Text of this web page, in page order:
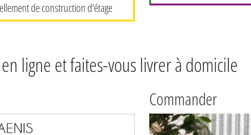
de construction d'étage
ligne et faites-vous livrer à domicile
Commander